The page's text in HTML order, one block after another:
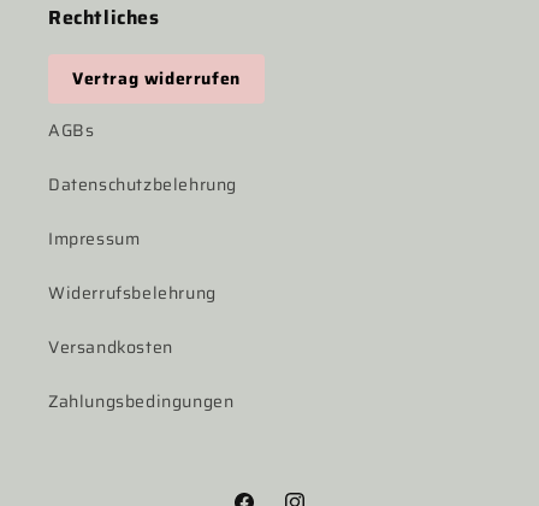
Rechtliches
Vertrag widerrufen
AGBs
Datenschutzbelehrung
Impressum
Widerrufsbelehrung
Versandkosten
Zahlungsbedingungen